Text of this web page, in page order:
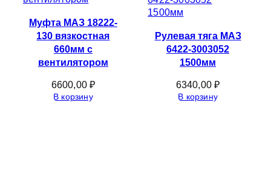
Муфта МАЗ 18222-
130 вязкостная
660мм с
вентилятором
6600,00₽
В корзину
Рулевая тяга МАЗ
6422-3003052
1500мм
6340,00₽
В корзину